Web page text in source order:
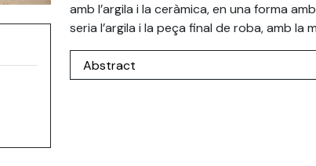
amb l’argila i la ceràmica, en una forma
seria l’argila i la peça final de roba, amb la
Abstract